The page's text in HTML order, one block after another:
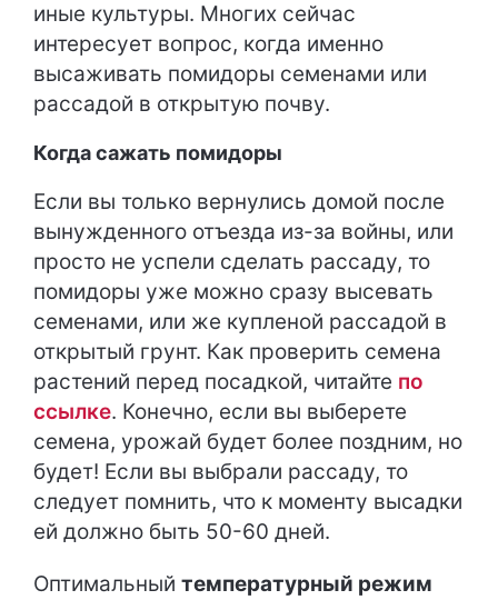
иные культуры. Многих сейчас
интересует вопрос, когда именно
высаживать помидоры семенами или
рассадой в открытую почву.
Когда сажать помидоры
Если вы только вернулись домой после
вынужденного отъезда из-за войны, или
просто не успели сделать рассаду, то
помидоры уже можно сразу высевать
семенами, или же купленой рассадой в
открытый грунт. Как проверить семена
растений перед посадкой, читайте по
ссылке. Конечно, если вы выберете
семена, урожай будет более поздним, но
будет! Если вы выбрали рассаду, то
следует помнить, что к моменту высадки
ей должно быть 50-60 дней.
Оптимальный температурный режим